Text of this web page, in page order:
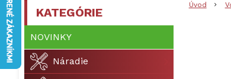
Úvod
KATEGÓRIE
NOVINKY
Náradie